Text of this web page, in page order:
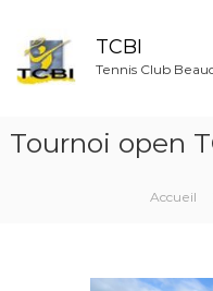
TCBI
Tennis Club
Tournoi open
Accueil